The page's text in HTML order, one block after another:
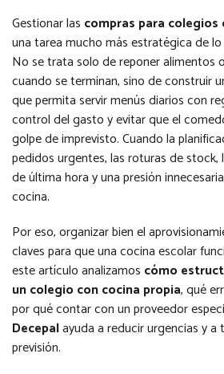
Gestionar las compras para colegios
una tarea mucho más estratégica de
No se trata solo de reponer alimentos
cuando se terminan, sino de construir
que permita servir menús diarios con
control del gasto y evitar que el
golpe de imprevisto. Cuando la
pedidos urgentes, las roturas de stock,
de última hora y una presión
cocina.
Por eso, organizar bien el
claves para que una cocina escolar
este artículo analizamos cómo
un colegio con cocina propia, qué
por qué contar con un proveedor
Decepalayuda a reducir urgencias y a
previsión.